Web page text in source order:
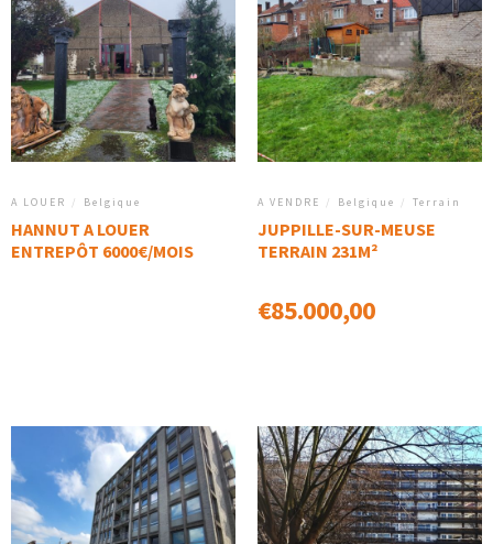
A LOUER / Belgique
HANNUT A LOUER
ENTREPÔT 6000€/MOIS
A VENDRE / Belgique / Terrain
JUPPILLE-SUR-MEUSE
TERRAIN 231M²
€85.000,00